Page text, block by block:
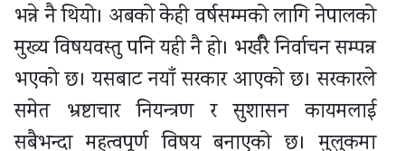
भन्ने नै थियो। अबको केही वर्षसम्मको लागि नेपालको
मुख्य विषयवस्तु पनि यही नै हो। भर्खरै निर्वाचन सम्पन्न
भएको छ। यसबाट नयाँ सरकार आएको छ। सरकारले
समेत भ्रष्टाचार नियन्त्रण र सुशासन कायमलाई
सबैभन्दा महत्वपूर्ण विषय बनाएको छ। मुलुकमा